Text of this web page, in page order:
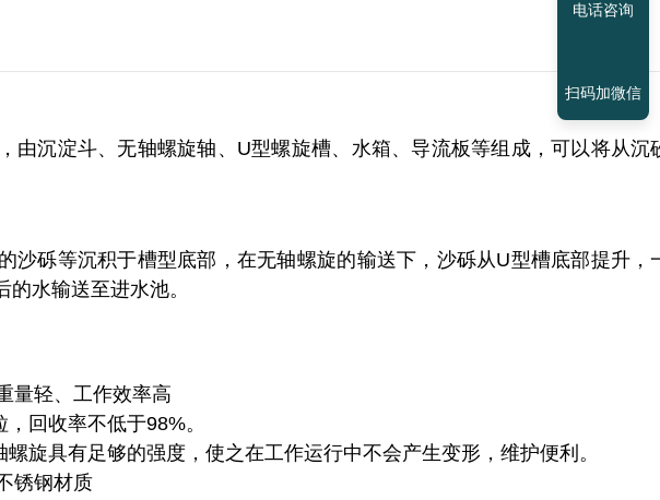
由沉淀斗、无轴螺旋轴、U型螺旋槽、水箱、导流板等组成，可以将从沉
沙砾等沉积于槽型底部，在无轴螺旋的输送下，沙砾从U型槽底部提升，
水输送至进水池。
量轻、工作效率高
回收率不低于98%。
旋具有足够的强度，使之在工作运行中不会产生变形，维护便利。
锈钢材质
电话咨询
扫码加微信